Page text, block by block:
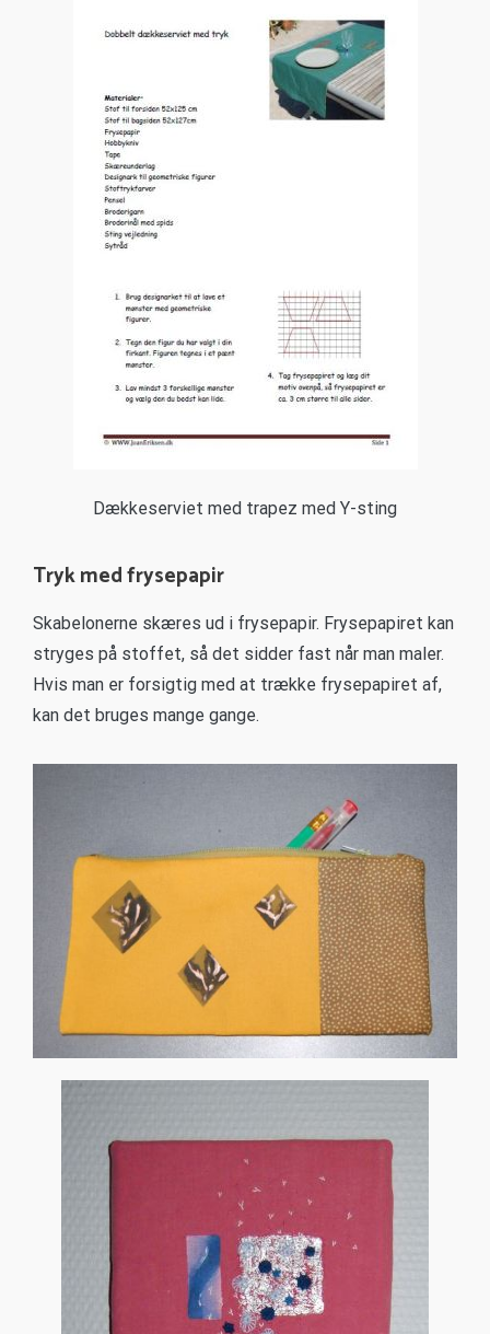
Dækkeserviet med trapez med Y-sting
Tryk med frysepapir
Skabelonerne skæres ud i frysepapir. Frysepapiret kan
stryges på stoffet, så det sidder fast når man maler.
Hvis man er forsigtig med at trække frysepapiret af,
kan det bruges mange gange.